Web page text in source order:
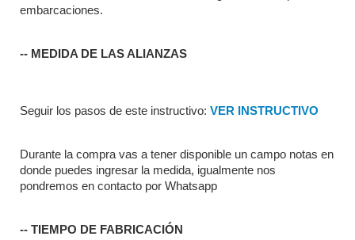
embarcaciones.
-- MEDIDA DE LAS ALIANZAS
Seguir los pasos de este instructivo: VER INSTRUCTIVO
Durante la compra vas a tener disponible un campo notas en
donde puedes ingresar la medida, igualmente nos
pondremos en contacto por Whatsapp
-- TIEMPO DE FABRICACIÓN